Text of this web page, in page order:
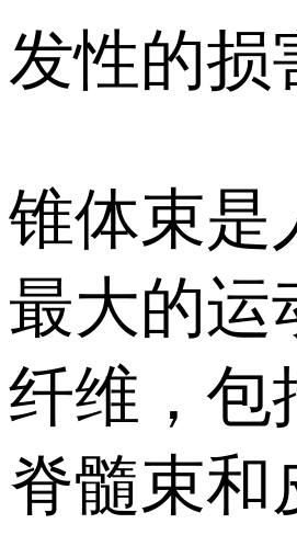
发性的损
锥体束是
最大的运
纤维，包
脊髓束和